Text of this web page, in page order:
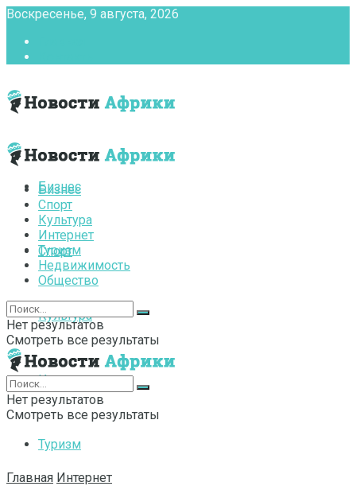
Воскресенье, 9 августа, 2026
Бизнес
Спорт
Культура
Интернет
Туризм
Бизнес
Спорт
Культура
Интернет
Туризм
Недвижимость
Общество
Нет результатов
Смотреть все результаты
Нет результатов
Смотреть все результаты
Главная Интернет